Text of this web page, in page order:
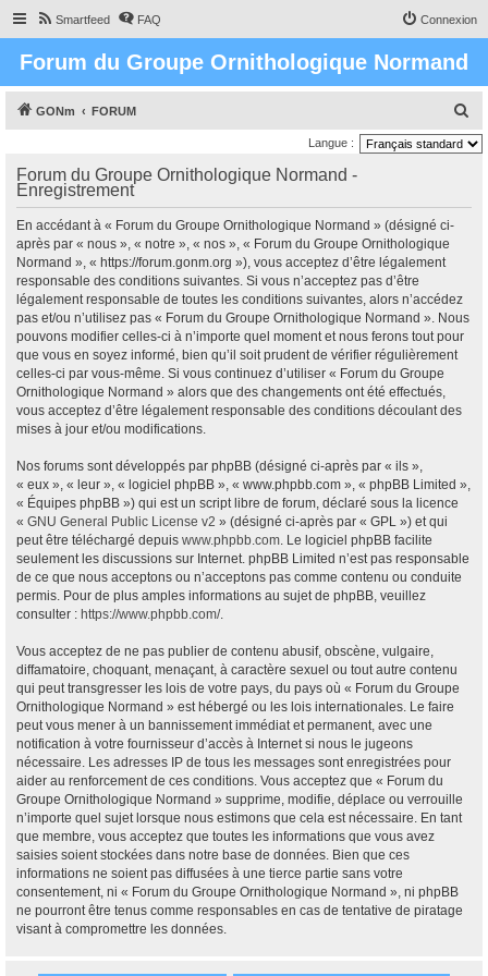
Smartfeed FAQ Connexion
Forum du Groupe Ornithologique Normand
GONm FORUM
e
Langue :
Forum du Groupe Ornithologique Normand -
Enregistrement
En accédant à « Forum du Groupe Ornithologique Normand » (désigné ci-
après par « nous », « notre », « nos », « Forum du Groupe Ornithologique
Normand », « https://forum.gonm.org »), vous acceptez d’être légalement
responsable des conditions suivantes. Si vous n’acceptez pas d’être
légalement responsable de toutes les conditions suivantes, alors n’accédez
pas et/ou n’utilisez pas « Forum du Groupe Ornithologique Normand ». Nous
pouvons modifier celles-ci à n’importe quel moment et nous ferons tout pour
que vous en soyez informé, bien qu’il soit prudent de vérifier régulièrement
celles-ci par vous-même. Si vous continuez d’utiliser « Forum du Groupe
Ornithologique Normand » alors que des changements ont été effectués,
vous acceptez d’être légalement responsable des conditions découlant des
mises à jour et/ou modifications.
Nos forums sont développés par phpBB (désigné ci-après par « ils »,
« eux », « leur », « logiciel phpBB », « www.phpbb.com », « phpBB Limited »,
« Équipes phpBB ») qui est un script libre de forum, déclaré sous la licence
« GNU General Public License v2 » (désigné ci-après par « GPL ») et qui
peut être téléchargé depuis www.phpbb.com. Le logiciel phpBB facilite
seulement les discussions sur Internet. phpBB Limited n’est pas responsable
de ce que nous acceptons ou n’acceptons pas comme contenu ou conduite
permis. Pour de plus amples informations au sujet de phpBB, veuillez
consulter : https://www.phpbb.com/.
Vous acceptez de ne pas publier de contenu abusif, obscène, vulgaire,
diffamatoire, choquant, menaçant, à caractère sexuel ou tout autre contenu
qui peut transgresser les lois de votre pays, du pays où « Forum du Groupe
Ornithologique Normand » est hébergé ou les lois internationales. Le faire
peut vous mener à un bannissement immédiat et permanent, avec une
notification à votre fournisseur d’accès à Internet si nous le jugeons
nécessaire. Les adresses IP de tous les messages sont enregistrées pour
aider au renforcement de ces conditions. Vous acceptez que « Forum du
Groupe Ornithologique Normand » supprime, modifie, déplace ou verrouille
n’importe quel sujet lorsque nous estimons que cela est nécessaire. En tant
que membre, vous acceptez que toutes les informations que vous avez
saisies soient stockées dans notre base de données. Bien que ces
informations ne soient pas diffusées à une tierce partie sans votre
consentement, ni « Forum du Groupe Ornithologique Normand », ni phpBB
ne pourront être tenus comme responsables en cas de tentative de piratage
visant à compromettre les données.